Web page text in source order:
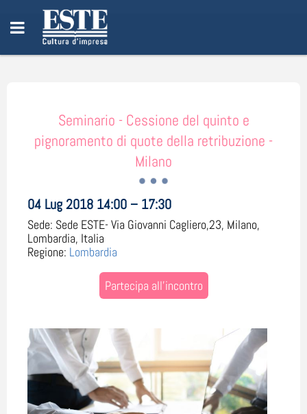
Seminario - Cessione del quinto e
pignoramento di quote della retribuzione -
Milano
04 Lug 2018 14:00 – 17:30
Sede: Sede ESTE- Via Giovanni Cagliero,23, Milano,
Lombardia, Italia
Regione: Lombardia
Partecipa all'incontro